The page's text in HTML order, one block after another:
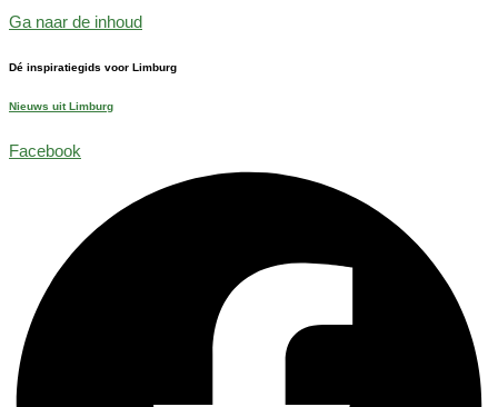
Ga naar de inhoud
Dé inspiratiegids voor Limburg
Nieuws uit Limburg
Facebook